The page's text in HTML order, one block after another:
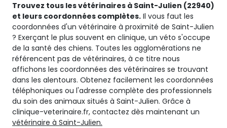
Trouvez tous les vétérinaires à Saint-Julien (22940)
et leurs coordonnées complètes. Il vous faut les
coordonnées d'un vétérinaire à proximité de Saint-Julien
? Exerçant le plus souvent en clinique, un véto s'occupe
de la santé des chiens. Toutes les agglomérations ne
référencent pas de vétérinaires, à ce titre nous
affichons les coordonnées des vétérinaires se trouvant
dans les alentours. Obtenez facilement les coordonnées
téléphoniques ou l'adresse complète des professionnels
du soin des animaux situés à Saint-Julien. Grâce à
clinique-veterinaire.fr, contactez dès maintenant un
vétérinaire à Saint-Julien.